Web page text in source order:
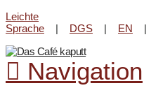
Leichte
Sprache | DGS | EN
Navigation
Reparatur-Angebot im
Voigt Park beimKultur-Kiosk